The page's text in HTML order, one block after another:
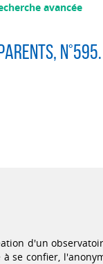
avancée
,
d'un
se confier,